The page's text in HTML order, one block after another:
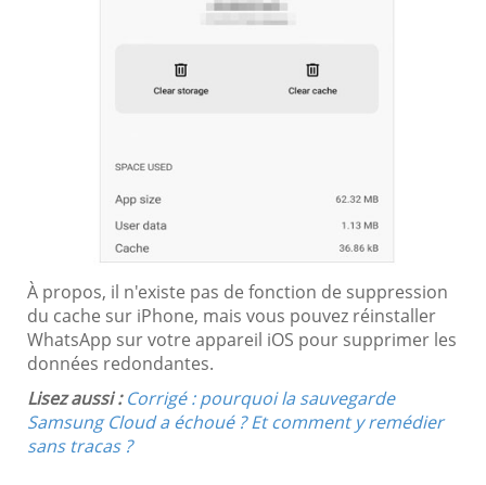
À propos, il n'existe pas de fonction de suppression
du cache sur iPhone, mais vous pouvez réinstaller
WhatsApp sur votre appareil iOS pour supprimer les
données redondantes.
Lisez aussi : Corrigé : pourquoi la sauvegarde
Samsung Cloud a échoué ? Et comment y remédier
sans tracas ?